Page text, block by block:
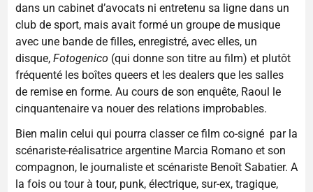
dans un cabinet d’avocats ni entretenu sa ligne dans un
club de sport, mais avait formé un groupe de musique
avec une bande de filles, enregistré, avec elles, un
disque, Fotogenico (qui donne son titre au film) et plutôt
fréquenté les boîtes queers et les dealers que les salles
de remise en forme. Au cours de son enquête, Raoul le
cinquantenaire va nouer des relations improbables.
Bien malin celui qui pourra classer ce film co-signé par la
scénariste-réalisatrice argentine Marcia Romano et son
compagnon, le journaliste et scénariste Benoît Sabatier. A
la fois ou tour à tour, punk, électrique, sur-ex, tragique,